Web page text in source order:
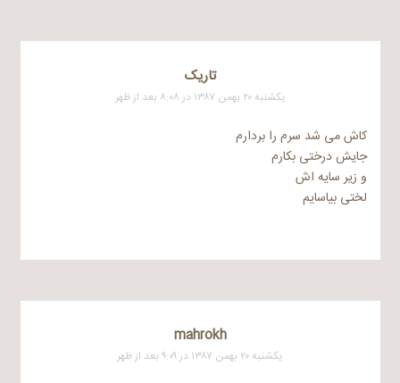
تاریک
یکشنبه ۲۰ بهمن ۱۳۸۷ در ۸:۰۸ بعد از ظهر
کاش می شد سرم را بردارم
جایش درختی بکارم
و زیر سایه اش
لختی بیاسایم
mahrokh
یکشنبه ۲۰ بهمن ۱۳۸۷ در ۹:۰۹ بعد از ظهر